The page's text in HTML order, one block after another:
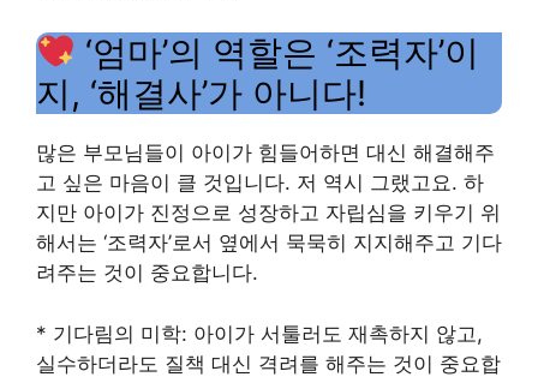
‘엄마’의 역할은 ‘조력자’이
지, ‘해결사’가 아니다!
많은 부모님들이 아이가 힘들어하면 대신 해결해주
고 싶은 마음이 클 것입니다. 저 역시 그랬고요. 하
지만 아이가 진정으로 성장하고 자립심을 키우기 위
해서는 ‘조력자’로서 옆에서 묵묵히 지지해주고 기다
려주는 것이 중요합니다.
* 기다림의 미학: 아이가 서툴러도 재촉하지 않고,
실수하더라도 질책 대신 격려를 해주는 것이 중요합